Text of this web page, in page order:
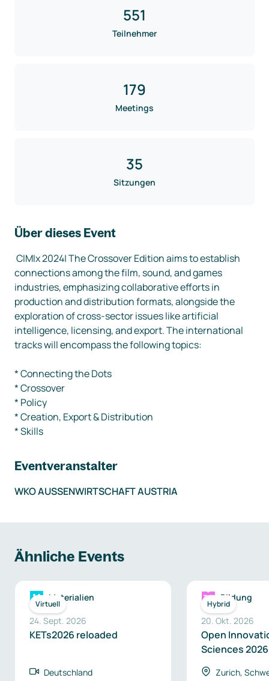
551
Teilnehmer
179
Meetings
35
Sitzungen
Über dieses Event
connections among the film, sound, and games
industries, emphasizing collaborative efforts in
production and distribution formats, alongside the
exploration of cross-sector issues like artificial
intelligence, licensing, and export. The international
tracks will encompass the following topics:
* Connecting the Dots
* Crossover
* Policy
* Creation, Export & Distribution
* Skills
Eventveranstalter
WKO AUSSENWIRTSCHAFT AUSTRIA
Ähnliche Events
Virtuell
Materialien
24. Sept. 2026
KETs2026 reloaded
Deutschland
Hybrid
Bildung
20. Okt. 2026
Open
Sciences 2026
Zurich,